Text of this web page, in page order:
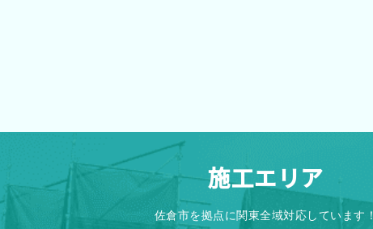
施工エリア
佐倉市を拠点に関東全域対応しています！